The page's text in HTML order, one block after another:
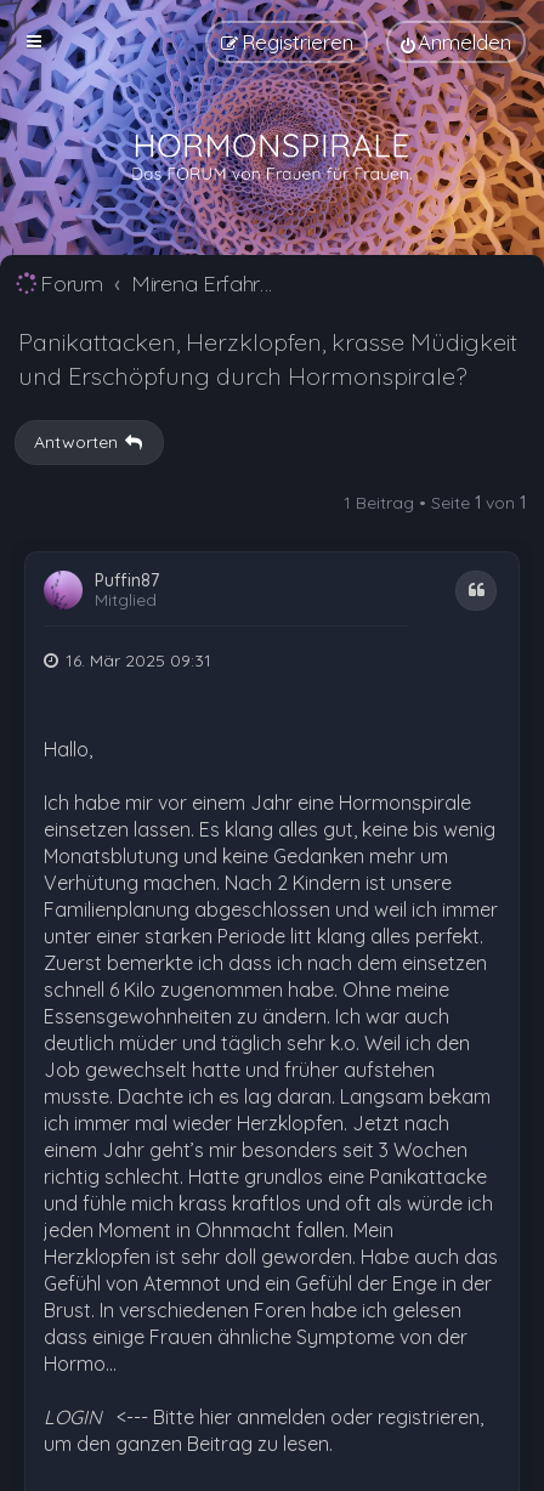
Anmelden
Registrieren
Forum Mirena Erfahrungsberichte und Nebenwirkungen
Panikattacken, Herzklopfen, krasse Müdigkeit
und Erschöpfung durch Hormonspirale?
Antworten
1 Beitrag • Seite 1 von 1
Puffin87
Mitglied
Zitat
16. Mär 2025 09:31
Hallo,
Ich habe mir vor einem Jahr eine Hormonspirale
einsetzen lassen. Es klang alles gut, keine bis wenig
Monatsblutung und keine Gedanken mehr um
Verhütung machen. Nach 2 Kindern ist unsere
Familienplanung abgeschlossen und weil ich immer
unter einer starken Periode litt klang alles perfekt.
Zuerst bemerkte ich dass ich nach dem einsetzen
schnell 6 Kilo zugenommen habe. Ohne meine
Essensgewohnheiten zu ändern. Ich war auch
deutlich müder und täglich sehr k.o. Weil ich den
Job gewechselt hatte und früher aufstehen
musste. Dachte ich es lag daran. Langsam bekam
ich immer mal wieder Herzklopfen. Jetzt nach
einem Jahr geht’s mir besonders seit 3 Wochen
richtig schlecht. Hatte grundlos eine Panikattacke
und fühle mich krass kraftlos und oft als würde ich
jeden Moment in Ohnmacht fallen. Mein
Herzklopfen ist sehr doll geworden. Habe auch das
Gefühl von Atemnot und ein Gefühl der Enge in der
Brust. In verschiedenen Foren habe ich gelesen
dass einige Frauen ähnliche Symptome von der
Hormo…
LOGIN <--- Bitte hier anmelden oder registrieren,
um den ganzen Beitrag zu lesen.